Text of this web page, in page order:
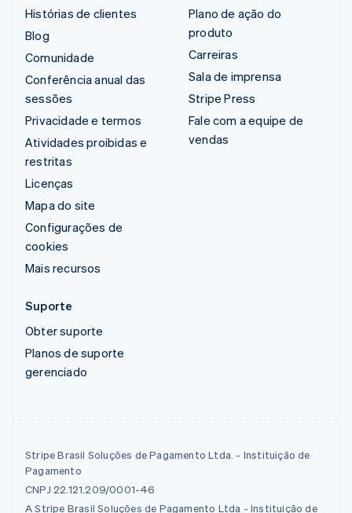
Histórias de clientes
Blog
Comunidade
Conferência anual das
sessões
Privacidade e termos
Atividades proibidas e
restritas
Licenças
Mapa do site
Configurações de
cookies
Mais recursos
Plano de ação do
produto
Carreiras
Sala de imprensa
Stripe Press
Fale com a equipe de
vendas
Suporte
Obter suporte
Planos de suporte
gerenciado
Stripe Brasil Soluções de Pagamento Ltda. - Instituição de
Pagamento
CNPJ 22.121.209/0001-46
A Stripe Brasil Soluções de Pagamento Ltda - Instituição de